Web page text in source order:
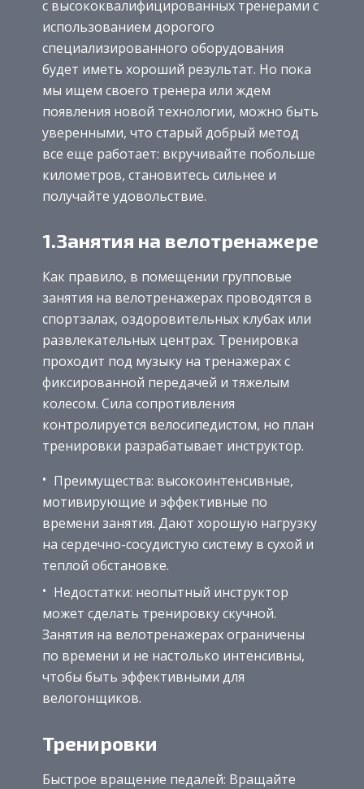
с высококвалифицированных тренерами с
использованием дорогого
специализированного оборудования
будет иметь хороший результат. Но пока
мы ищем своего тренера или ждем
появления новой технологии, можно быть
уверенными, что старый добрый метод
все еще работает: вкручивайте побольше
километров, становитесь сильнее и
получайте удовольствие.
1.Занятия на велотренажере
Как правило, в помещении групповые
занятия на велотренажерах проводятся в
спортзалах, оздоровительных клубах или
развлекательных центрах. Тренировка
проходит под музыку на тренажерах с
фиксированной передачей и тяжелым
колесом. Сила сопротивления
контролируется велосипедистом, но план
тренировки разрабатывает инструктор.
Преимущества: высокоинтенсивные,
мотивирующие и эффективные по
времени занятия. Дают хорошую нагрузку
на сердечно-сосудистую систему в сухой и
теплой обстановке.
Недостатки: неопытный инструктор
может сделать тренировку скучной.
Занятия на велотренажерах ограничены
по времени и не настолько интенсивны,
чтобы быть эффективными для
велогонщиков.
Тренировки
Быстрое вращение педалей: Вращайте